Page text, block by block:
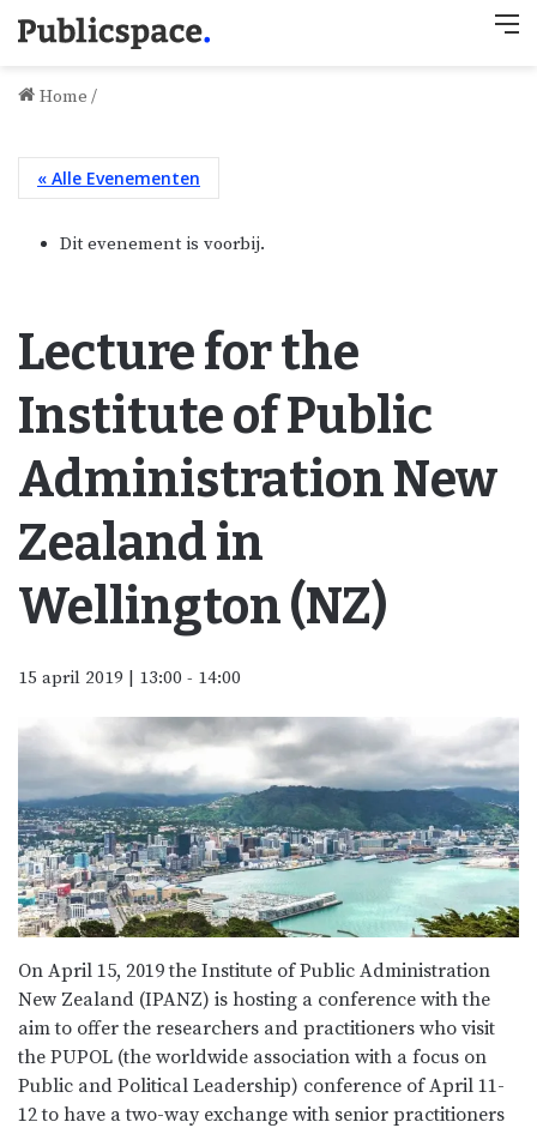
Home /
« Alle Evenementen
Dit evenement is voorbij.
Lecture for the
Institute of Public
Administration New
Zealand in
Wellington (NZ)
15 april 2019 | 13:00 - 14:00
On April 15, 2019 the Institute of Public Administration
New Zealand (IPANZ) is hosting a conference with the
aim to offer the researchers and practitioners who visit
the PUPOL (the worldwide association with a focus on
Public and Political Leadership) conference of April 11-
12 to have a two-way exchange with senior practitioners